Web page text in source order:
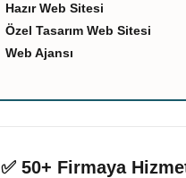
Hazır Web Sitesi
Özel Tasarım Web Sitesi
Web Ajansı
✅ 50+ Firmaya